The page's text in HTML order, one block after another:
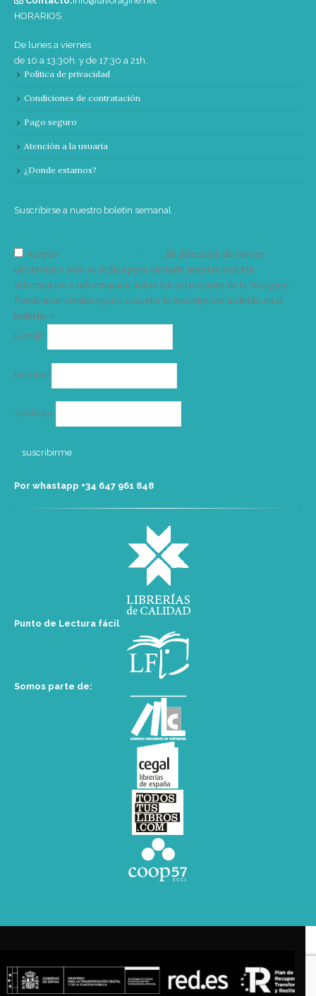
HORARIOS
De lunes a viernes
de 10 a 13:30h. y de 17:30 a 21h.
Política de privacidad
Condiciones de contratación
Pago seguro
Atención a la usuaria
¿Donde estamos?
Suscribirse a nuestro boletín semanal
Acepto
Su dirección de correo
electrónico solo se utiliza para enviarle nuestro boletín
informativo e información sobre las actividades de la Vorágine.
Puede usar el enlace para cancelar la suscripción incluido en el
boletín. >
E-mail*
Nombre
Apellidos
Por whastapp +34 ‭647 961 848‬
Punto de Lectura fácil
Somos parte de: